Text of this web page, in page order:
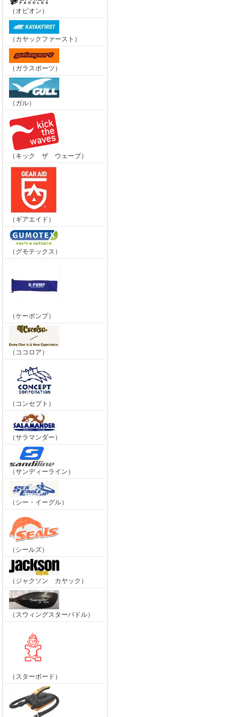
（オピオン）
（カヤックファースト）
（ガラスポーツ）
（ガル）
（キック ザ ウェーブ）
（ギアエイド）
（グモテックス）
（ケーポンプ）
（ココロア）
（コンセプト）
（サラマンダー）
（サンディーライン）
（シー・イーグル）
（シールズ）
（ジャクソン カヤック）
（スウィングスターパドル）
（スターボード）